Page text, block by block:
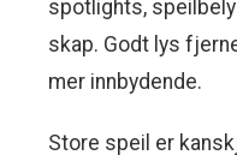
spotlights,
skap. Godt lys
mer innbydende.
Store speil er